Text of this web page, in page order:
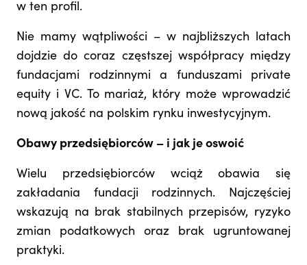
w ten profil.
Nie mamy wątpliwości – w najbliższych latach
dojdzie do coraz częstszej współpracy między
fundacjami rodzinnymi a funduszami private
equity i VC. To mariaż, który może wprowadzić
nową jakość na polskim rynku inwestycyjnym.
Obawy przedsiębiorców – i jak je oswoić
Wielu przedsiębiorców wciąż obawia się
zakładania fundacji rodzinnych. Najczęściej
wskazują na brak stabilnych przepisów, ryzyko
zmian podatkowych oraz brak ugruntowanej
praktyki.